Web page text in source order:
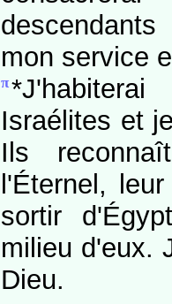
mon service
π
Israélites et
Ils
l'Éternel,
sortir
milieu d'eux.
Dieu.